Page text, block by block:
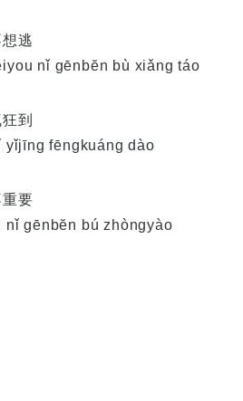
逃
nǐ gēnbĕn bù xiǎng táo
到
fēngkuáng dào
要
gēnbĕn bú zhòngyào